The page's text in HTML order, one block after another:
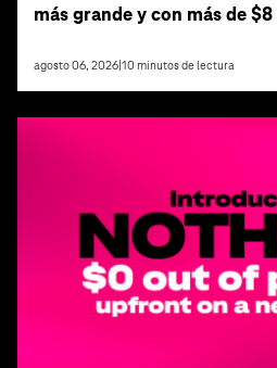
más grande y con más de
agosto 06, 2026 10 minutos de lectura